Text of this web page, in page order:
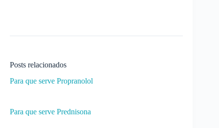
Posts relacionados
Para que serve Propranolol
Para que serve Prednisona